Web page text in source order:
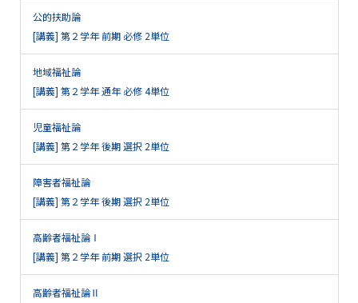
公的扶助論
[講義] 第２学年 前期 必修 2単位
地域福祉論
[講義] 第２学年 通年 必修 4単位
児童福祉論
[講義] 第２学年 後期 選択 2単位
障害者福祉論
[講義] 第２学年 後期 選択 2単位
高齢者福祉論Ⅰ
[講義] 第２学年 前期 選択 2単位
高齢者福祉論Ⅱ